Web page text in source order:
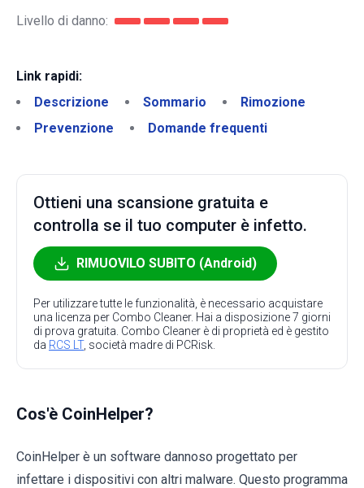
Livello di danno:
Link rapidi:
Descrizione
Sommario
Rimozione
Prevenzione
Domande frequenti
Ottieni una scansione gratuita e
controlla se il tuo computer è infetto.
RIMUOVILO SUBITO (Android)
Per utilizzare tutte le funzionalità, è necessario acquistare
una licenza per Combo Cleaner. Hai a disposizione 7 giorni
di prova gratuita. Combo Cleaner è di proprietà ed è gestito
da RCS LT, società madre di PCRisk.
Cos'è CoinHelper?
CoinHelper è un software dannoso progettato per
infettare i dispositivi con altri malware. Questo programma